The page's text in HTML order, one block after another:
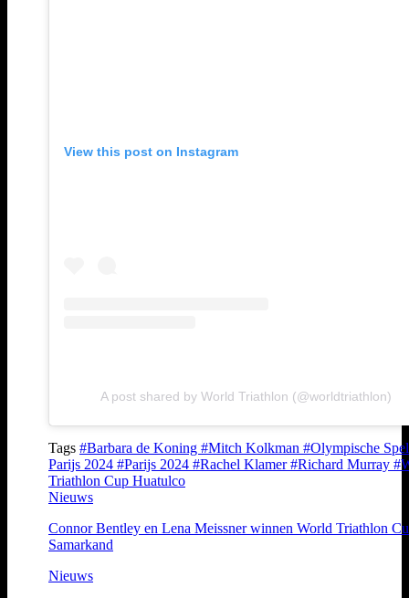
View this post on Instagram
A post shared by World Triathlon (@worldtriathlon)
Tags #Barbara de Koning #Mitch Kolkman #Olympische
Parijs 2024 #Parijs 2024 #Rachel Klamer#Richard Murray
Triathlon Cup Huatulco
Nieuws
Connor Bentley en Lena Meissner winnen World Triathlon
Samarkand
Nieuws